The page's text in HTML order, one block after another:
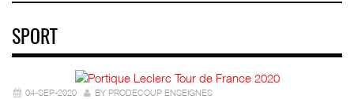
SPORT
04-SEP-2020 BY PRODECOUP ENSEIGNES